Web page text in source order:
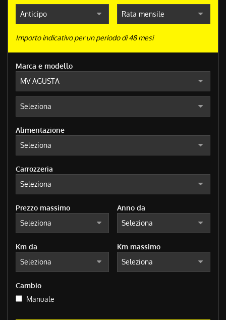
Importo indicativo per un periodo di 48 mesi
Marca e modello
Alimentazione
Carrozzeria
Prezzo massimo Anno da
Km da Km massimo
Cambio
Manuale